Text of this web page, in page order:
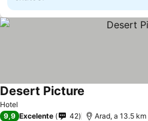
Hotel
Desert Picture
9,9 Excelente 42 Arad, a 13.5